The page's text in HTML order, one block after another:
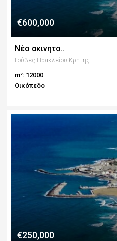
€600,000
Νέο ακινητο..
Γούβες Ηρακλείου Κρητης..
m²: 12000
Οικόπεδο
€250,000